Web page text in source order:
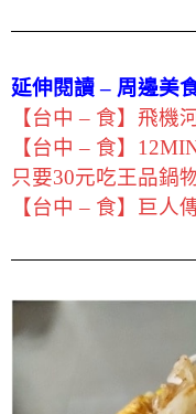
延伸閱讀 – 周邊美
【台中 – 食】飛機
【台中 – 食】
只要30元吃王品鍋
【台中 – 食】巨人